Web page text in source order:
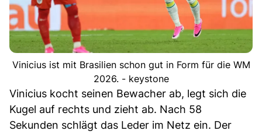
Vinicius ist mit Brasilien schon gut in Form für die WM
2026. - keystone
Vinicius kocht seinen Bewacher ab, legt sich die
Kugel auf rechts und zieht ab. Nach 58
Sekunden schlägt das Leder im Netz ein. Der